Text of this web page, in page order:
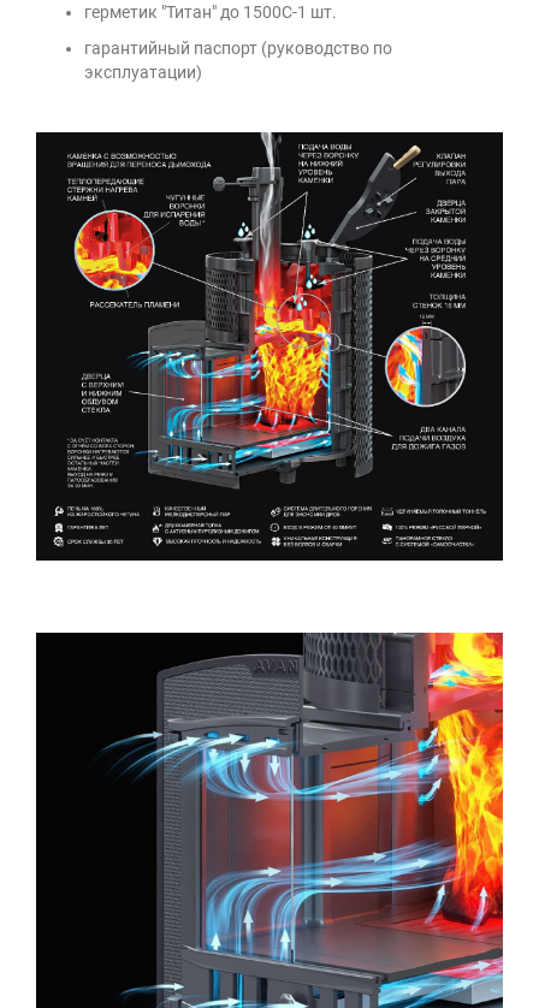
герметик "Титан" до 1500С-1 шт.
гарантийный паспорт (руководство по
эксплуатации)